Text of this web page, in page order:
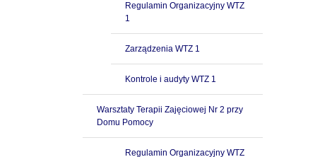
Regulamin Organizacyjny WTZ
1
Zarządzenia WTZ 1
Kontrole i audyty WTZ 1
Warsztaty Terapii Zajęciowej Nr 2 przy
Domu Pomocy
Regulamin Organizacyjny WTZ